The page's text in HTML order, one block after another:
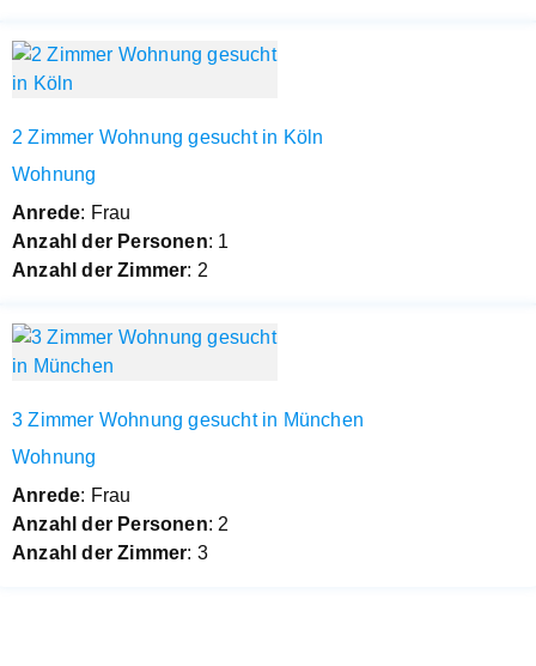
2 Zimmer Wohnung gesucht in Köln
Wohnung
Anrede: Frau
Anzahl der Personen: 1
Anzahl der Zimmer: 2
3 Zimmer Wohnung gesucht in München
Wohnung
Anrede: Frau
Anzahl der Personen: 2
Anzahl der Zimmer: 3